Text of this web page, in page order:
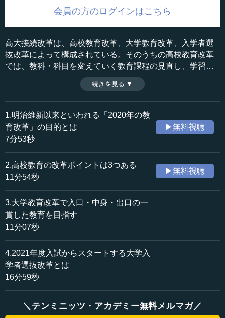
会員の方のログインはこちら
高大接続改革は、高校教育改革、大学教育改革、入学者選
抜改革によって構成されている。そのうちの高校教育改革
では、教科・科目を変えていく教育課程の見直し、学習方
法そのものの改善と教員指導力の向上、多面的な評価の確
立が目指されている。（全4話中第2話）
収録日：2019年10月28日
追加日：2019年12月6日
カテゴリー：
教育
教育改革
≪全文≫
●高校における教育改革のポイントは3点ある
り立っています。１つ目が、高等教育の改革、2つ目が大学
教育の改革、そして3つ目がそれをつなぐ入学者選抜の改革
です。
まずは、高校教育の改革から見ていきたいと思います。
次期学習指導要領の改訂の方向性についてです。
高校における教育改革のポイントは3点あります。１つ目
は、教育課程を見直して高校の学習指導要領を改訂すると
いうことです。これは2022年度から始まります。新しい時
続きを見る ▼
1.明治維新以来といわれる「2020年の教
育改革」の目的とは
7分53秒
▶無料視聴
2.高校教育の改革ポイントは3つある
11分54秒
▶無料視聴
3.大学教育改革で入口・中身・出口の一
貫した教育を目指す
11分07秒
4.2021年度入試からスタートする大学入
学者選抜改革とは
16分59秒
＼テンミニッツ・アカデミー無料メルマガ／